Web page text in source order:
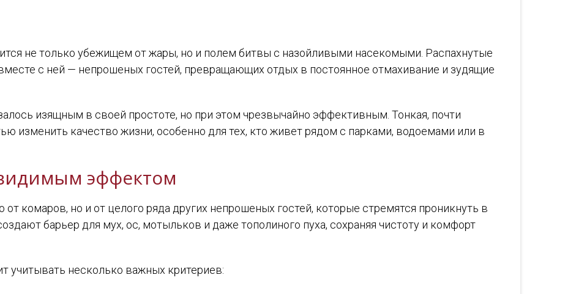
не только убежищем от жары, но и полем битвы с назойливыми насекомыми. Распахнутые
с ней — непрошеных гостей, превращающих отдых в постоянное отмахивание и зудящие
изящным в своей простоте, но при этом чрезвычайно эффективным. Тонкая, почти
изменить качество жизни, особенно для тех, кто живет рядом с парками, водоемами или в
эффектом
комаров, но и от целого ряда других непрошеных гостей, которые стремятся проникнуть в
барьер для мух, ос, мотыльков и даже тополиного пуха, сохраняя чистоту и комфорт
учитывать несколько важных критериев: